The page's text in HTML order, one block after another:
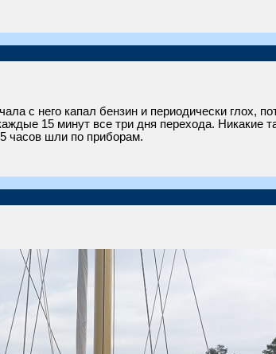
с него капал бензин и периодически глох,
15 минут все три дня перехода.
часов шли по приборам.